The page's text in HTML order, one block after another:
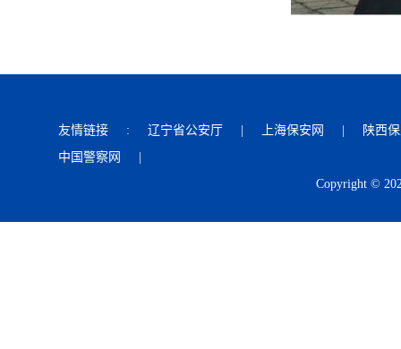
友情链接 : 辽宁省公安厅 上海保安网
陕西
中国警察网
Copyright ©